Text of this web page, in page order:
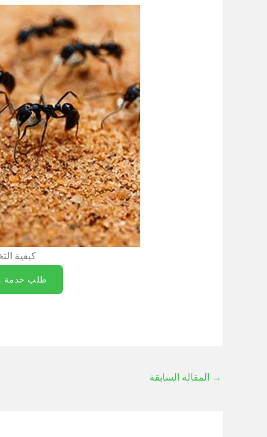
كيفية
طلب خدمة
→ المقالة السابقة